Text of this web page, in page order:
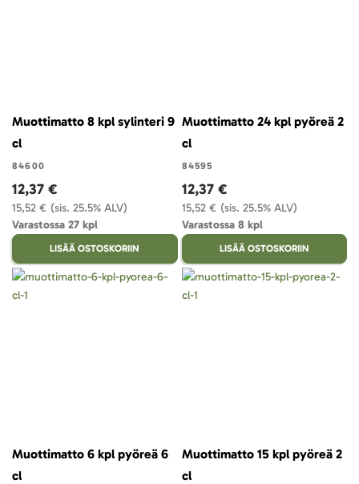
Muottimatto 8 kpl sylinteri 9
cl
84600
(sis. 25.5% ALV)
15,52 €
12,37 €
Varastossa 27 kpl
LISÄÄ OSTOSKORIIN
Muottimatto 24 kpl pyöreä 2
cl
84595
(sis. 25.5% ALV)
15,52 €
12,37 €
Varastossa 8 kpl
LISÄÄ OSTOSKORIIN
Muottimatto 6 kpl pyöreä 6
cl
Muottimatto 15 kpl pyöreä 2
cl